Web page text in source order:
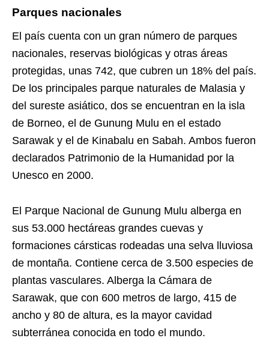
Parques nacionales
El país cuenta con un gran número de parques
nacionales, reservas biológicas y otras áreas
protegidas, unas 742, que cubren un 18% del país.
De los principales parque naturales de Malasia y
del sureste asiático, dos se encuentran en la isla
de Borneo, el de Gunung Mulu en el estado
Sarawak y el de Kinabalu en Sabah. Ambos fueron
declarados Patrimonio de la Humanidad por la
Unesco en 2000.
El Parque Nacional de Gunung Mulu alberga en
sus 53.000 hectáreas grandes cuevas y
formaciones cársticas rodeadas una selva lluviosa
de montaña. Contiene cerca de 3.500 especies de
plantas vasculares. Alberga la Cámara de
Sarawak, que con 600 metros de largo, 415 de
ancho y 80 de altura, es la mayor cavidad
subterránea conocida en todo el mundo.